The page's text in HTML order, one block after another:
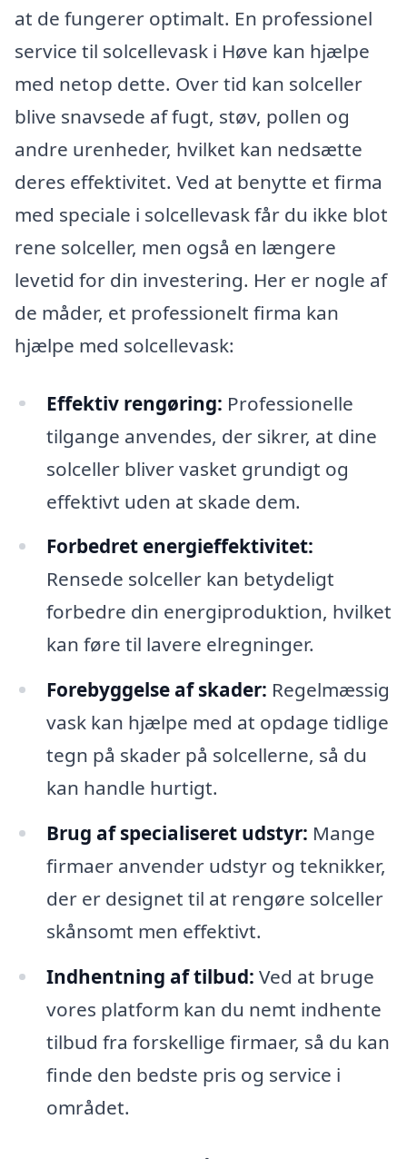
at de fungerer optimalt. En professionel
service til solcellevask i Høve kan hjælpe
med netop dette. Over tid kan solceller
blive snavsede af fugt, støv, pollen og
andre urenheder, hvilket kan nedsætte
deres effektivitet. Ved at benytte et firma
med speciale i solcellevask får du ikke blot
rene solceller, men også en længere
levetid for din investering. Her er nogle af
de måder, et professionelt firma kan
hjælpe med solcellevask:
Effektiv rengøring: Professionelle
tilgange anvendes, der sikrer, at dine
solceller bliver vasket grundigt og
effektivt uden at skade dem.
Forbedret energieffektivitet:
Rensede solceller kan betydeligt
forbedre din energiproduktion, hvilket
kan føre til lavere elregninger.
Forebyggelse af skader: Regelmæssig
vask kan hjælpe med at opdage tidlige
tegn på skader på solcellerne, så du
kan handle hurtigt.
Brug af specialiseret udstyr: Mange
firmaer anvender udstyr og teknikker,
der er designet til at rengøre solceller
skånsomt men effektivt.
Indhentning af tilbud: Ved at bruge
vores platform kan du nemt indhente
tilbud fra forskellige firmaer, så du kan
finde den bedste pris og service i
området.